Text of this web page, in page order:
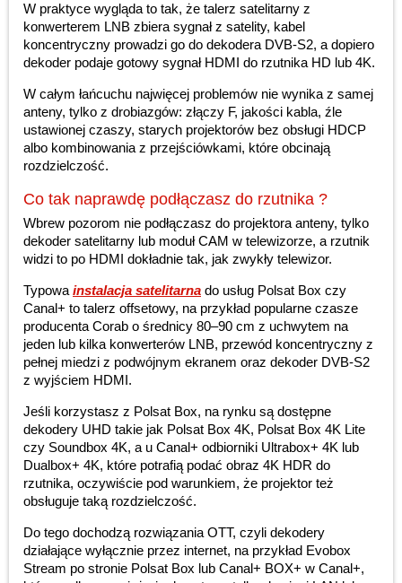
W praktyce wygląda to tak, że talerz satelitarny z
konwerterem LNB zbiera sygnał z satelity, kabel
koncentryczny prowadzi go do dekodera DVB-S2, a dopiero
dekoder podaje gotowy sygnał HDMI do rzutnika HD lub 4K.
W całym łańcuchu najwięcej problemów nie wynika z samej
anteny, tylko z drobiazgów: złączy F, jakości kabla, źle
ustawionej czaszy, starych projektorów bez obsługi HDCP
albo kombinowania z przejściówkami, które obcinają
rozdzielczość.
Co tak naprawdę podłączasz do rzutnika ?
Wbrew pozorom nie podłączasz do projektora anteny, tylko
dekoder satelitarny lub moduł CAM w telewizorze, a rzutnik
widzi to po HDMI dokładnie tak, jak zwykły telewizor.
Typowa instalacja satelitarna do usług Polsat Box czy
Canal+ to talerz offsetowy, na przykład popularne czasze
producenta Corab o średnicy 80–90 cm z uchwytem na
jeden lub kilka konwerterów LNB, przewód koncentryczny z
pełnej miedzi z podwójnym ekranem oraz dekoder DVB-S2
z wyjściem HDMI.
Jeśli korzystasz z Polsat Box, na rynku są dostępne
dekodery UHD takie jak Polsat Box 4K, Polsat Box 4K Lite
czy Soundbox 4K, a u Canal+ odbiorniki Ultrabox+ 4K lub
Dualbox+ 4K, które potrafią podać obraz 4K HDR do
rzutnika, oczywiście pod warunkiem, że projektor też
obsługuje taką rozdzielczość.
Do tego dochodzą rozwiązania OTT, czyli dekodery
działające wyłącznie przez internet, na przykład Evobox
Stream po stronie Polsat Box lub Canal+ BOX+ w Canal+,